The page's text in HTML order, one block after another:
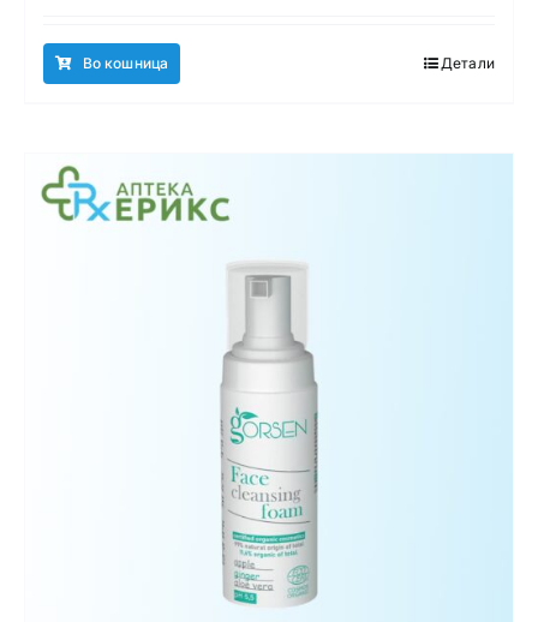
Во кошница Детали